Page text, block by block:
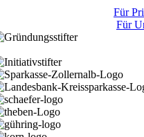
Für
Für